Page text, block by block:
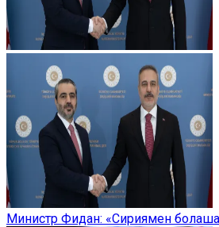
Министр Фидан: «Сириямен